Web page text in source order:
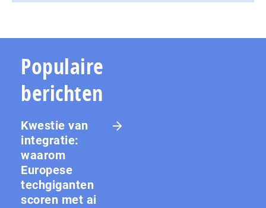
Populaire
berichten
Kwestie van
integratie:
waarom
Europese
techgiganten
scoren met ai